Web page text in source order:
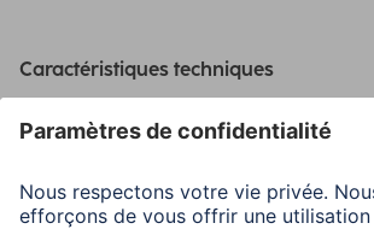
Caractéristiques techniques
Matière Polyester
Modèle Transport